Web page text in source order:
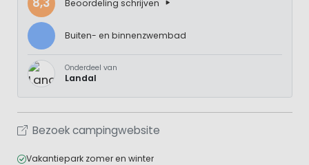
Beoordeling schrijven
Buiten- en binnenzwembad
Onderdeel van
Landal
Bezoek campingwebsite
Vakantiepark zomer en winter